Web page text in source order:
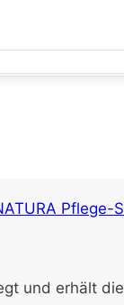
und erhält